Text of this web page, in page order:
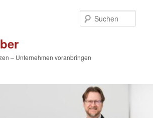
– Unternehmen voranbringen